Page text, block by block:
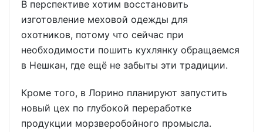
В перспективе хотим восстановить
изготовление меховой одежды для
охотников, потому что сейчас при
необходимости пошить кухлянку обращаемся
в Нешкан, где ещё не забыты эти традиции.
Кроме того, в Лорино планируют запустить
новый цех по глубокой переработке
продукции морзверобойного промысла.